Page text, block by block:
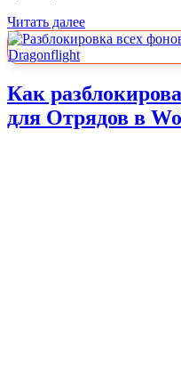
Читать далее
Как
для Отрядов в